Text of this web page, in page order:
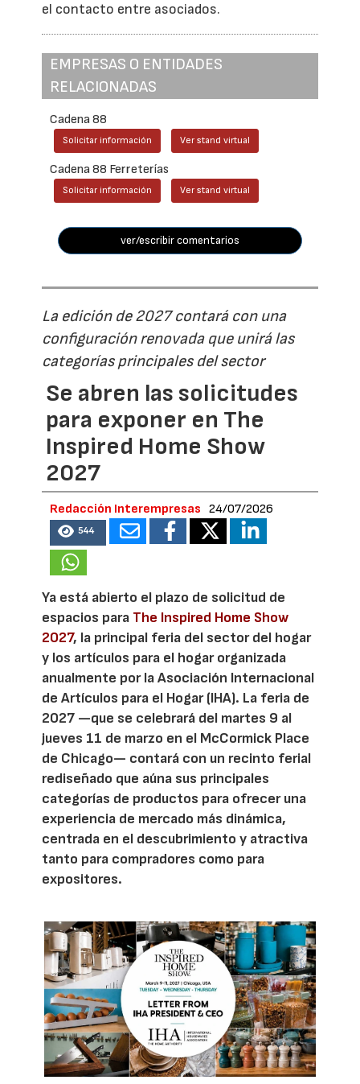
el contacto entre asociados.
EMPRESAS O ENTIDADES
RELACIONADAS
Cadena 88
Solicitar información Ver stand virtual
Cadena 88 Ferreterías
Solicitar información Ver stand virtual
ver/escribir comentarios
La edición de 2027 contará con una
configuración renovada que unirá las
categorías principales del sector
Se abren las solicitudes
para exponer en The
Inspired Home Show
2027
Redacción Interempresas 24/07/2026
544
Ya está abierto el plazo de solicitud de
espacios para The Inspired Home Show
2027, la principal feria del sector del hogar
y los artículos para el hogar organizada
anualmente por la Asociación Internacional
de Artículos para el Hogar (IHA). La feria de
2027 —que se celebrará del martes 9 al
jueves 11 de marzo en el McCormick Place
de Chicago— contará con un recinto ferial
rediseñado que aúna sus principales
categorías de productos para ofrecer una
experiencia de mercado más dinámica,
centrada en el descubrimiento y atractiva
tanto para compradores como para
expositores.